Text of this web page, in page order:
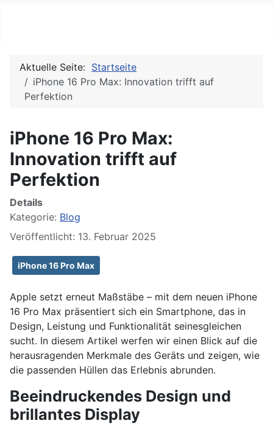
Aktuelle Seite: Startseite
iPhone 16 Pro Max: Innovation trifft auf
Perfektion
iPhone 16 Pro Max:
Innovation trifft auf
Perfektion
Details
Kategorie: Blog
Veröffentlicht: 13. Februar 2025
iPhone 16 Pro Max
Apple setzt erneut Maßstäbe – mit dem neuen iPhone
16 Pro Max präsentiert sich ein Smartphone, das in
Design, Leistung und Funktionalität seinesgleichen
sucht. In diesem Artikel werfen wir einen Blick auf die
herausragenden Merkmale des Geräts und zeigen, wie
die passenden Hüllen das Erlebnis abrunden.
Beeindruckendes Design und
brillantes Display